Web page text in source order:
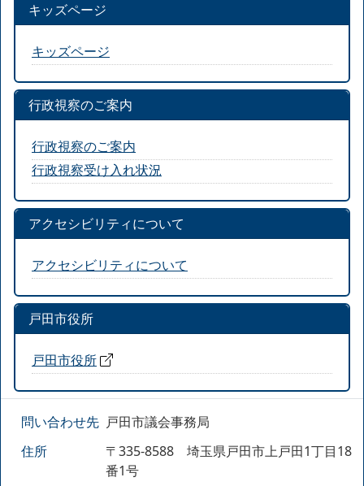
キッズページ
キッズページ
行政視察のご案内
行政視察のご案内
行政視察受け入れ状況
アクセシビリティについて
アクセシビリティについて
戸田市役所
戸田市役所
問い合わせ先 戸田市議会事務局
住所
〒335-8588 埼玉県戸田市上戸田1丁目18
番1号